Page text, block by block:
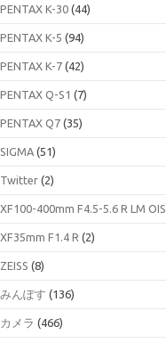
PENTAX K-30 (44)
PENTAX K-5 (94)
PENTAX K-7 (42)
PENTAX Q-S1 (7)
PENTAX Q7 (35)
SIGMA (51)
Twitter (2)
XF100-400mm F4.5-5.6 R LM OIS
XF35mm F1.4 R (2)
ZEISS (8)
みんぽす (136)
カメラ (466)